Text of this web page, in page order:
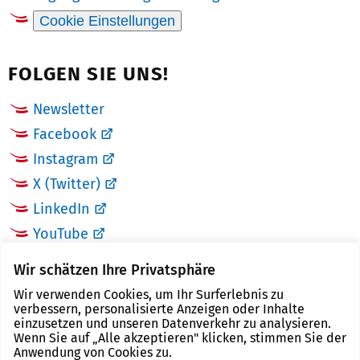
Wir schätzen Ihre Privatsphäre
Wir verwenden Cookies, um Ihr Surferlebnis zu
verbessern, personalisierte Anzeigen oder Inhalte
einzusetzen und unseren Datenverkehr zu analysieren.
Wenn Sie auf „Alle akzeptieren" klicken, stimmen Sie der
Anwendung von Cookies zu.
Cookie Einstellungen
FOLGEN SIE UNS!
Newsletter
Facebook
Instagram
X (Twitter)
LinkedIn
YouTube
LINKS
Landkreis Zwickau
Tourismusregion Zwickau